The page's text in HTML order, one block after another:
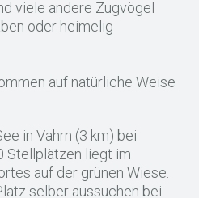
viele andere Zugvögel
oder heimelig
auf natürliche Weise
in Vahrn (3 km) bei
Stellplätzen liegt im
auf der grünen Wiese.
selber aussuchen bei